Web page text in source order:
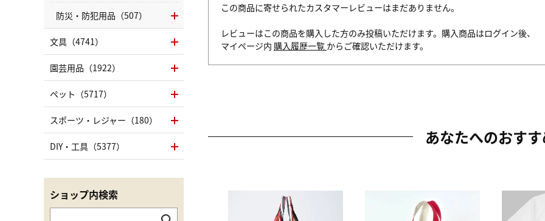
この商品に寄せられたカスタマーレビューはまだありません。
レビューはこの商品を購入した方のみ投稿いただけます。購入商品はログイン後、
マイページ内 購入履歴一覧 からご確認いただけます。
あなたへのおす
防災・防犯用品（507）
文具（4741）
園芸用品（1922）
ペット（5717）
スポーツ・レジャー（180）
DIY・工具（5377）
ショップ内検索